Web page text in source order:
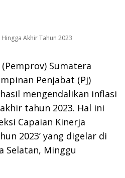
Akhir Tahun 2023
Sumatera
Penjabat (Pj)
mengendalikan inflasi
tahun 2023. Hal ini
Capaian Kinerja
2023’ yang digelar di
Selatan, Minggu